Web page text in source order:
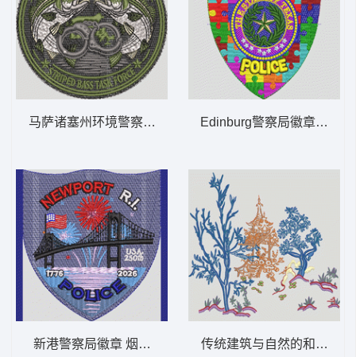
马萨诸塞州环境警察 行动 鱼 MASS
新港警察局徽章 烟花 NEWP
Edinburg警察